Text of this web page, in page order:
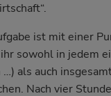
ist mit einer
sowohl in jedem
…) als auch
Nach vier